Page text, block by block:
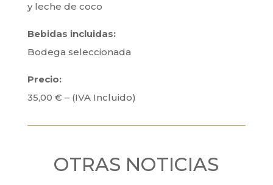
y leche de coco
Bebidas incluidas:
Bodega seleccionada
Precio:
35,00 € – (IVA Incluido)
OTRAS NOTICIAS